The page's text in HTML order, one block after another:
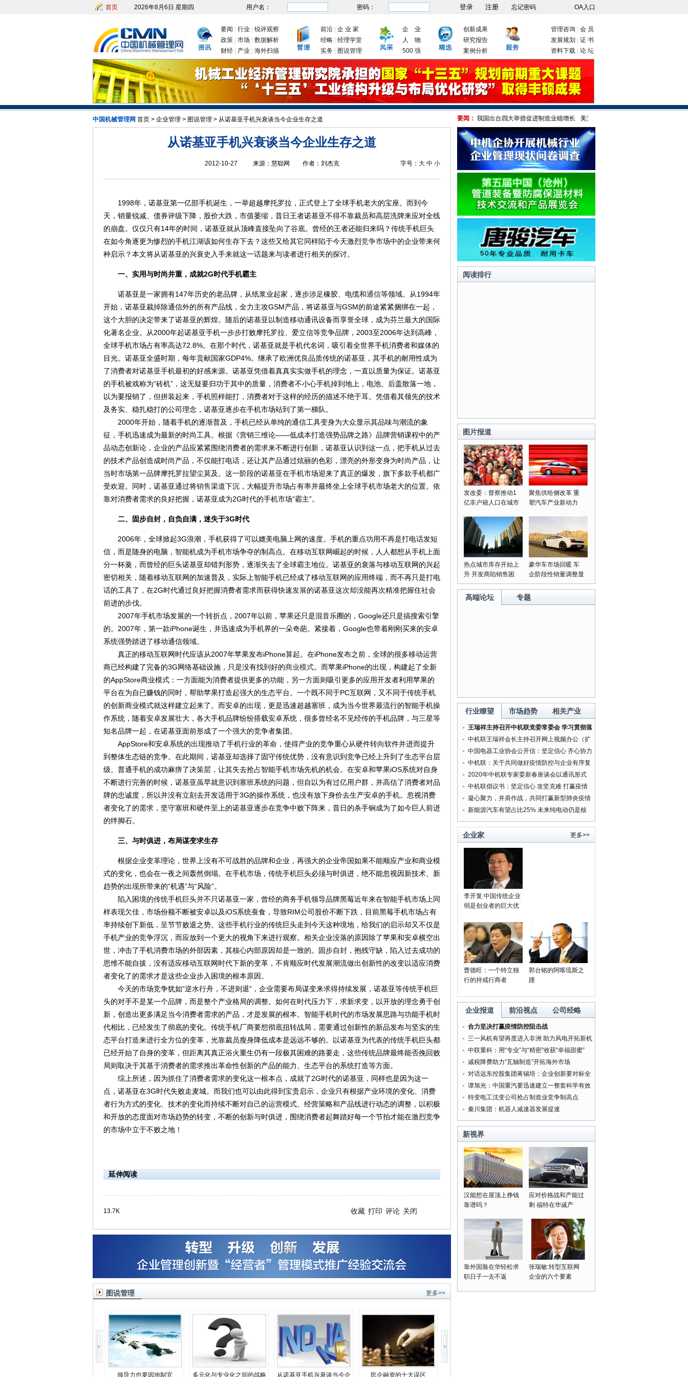
首页 2026年8月6日 星期四 用户名： 密码： 忘记密码 OA入口
要闻 行业
锐评观察
政策
市场
数据解析
财经
产业 海外扫描
前沿
企 业 家
经略
经理学堂
实务
图说管理
企 业
人 物
500 强
创新成果
研究报告
案例分析
管理咨询
会 员
发展规划
证 书
资料下载
论 坛
中国机械管理网 首页 > 企业管理 > 图说管理 > 从诺基亚手机兴衰谈当今企业生存之道 要闻：
发改委：九大举措有序推动企业复工复产 新年首次国务院常务会议为何聚焦制造业 我国出台四大举措促进制造业稳增长 美为何对"中国制造"疑神疑鬼 港媒:只因伤自
从诺基亚手机兴衰谈当今企业生存之道
字号： 大 中 小
2012-10-27 来源： 慧聪网 作者： 刘杰克
1998年，诺基亚第一亿部手机诞生，一举超越摩托罗拉，正式登上了全球手机老大的宝座。而到今
天，销量锐减、债券评级下降，股价大跌，市值萎缩，昔日王者诺基亚不得不靠裁员和高层洗牌来应对全线
的崩盘。仅仅只有14年的时间，诺基亚就从顶峰直接坠向了谷底。曾经的王者还能归来吗？传统手机巨头
在如今角逐更为惨烈的手机江湖该如何生存下去？这些又给其它同样陷于今天激烈竞争市场中的企业带来何
种启示？本文将从诺基亚的兴衰史入手来就这一话题来与读者进行相关的探讨。
一、实用与时尚并重，成就2G时代手机霸主
诺基亚是一家拥有147年历史的老品牌，从纸浆业起家，逐步涉足橡胶、电缆和通信等领域。从1994年
开始，诺基亚裁掉除通信外的所有产品线，全力主攻GSM产品，将诺基亚与GSM的前途紧紧捆绑在一起，
这个大胆的决定带来了诺基亚的辉煌。随后的诺基亚以制造移动通讯设备而享誉全球，成为芬兰最大的国际
化著名企业。从2000年起诺基亚手机一步步打败摩托罗拉、爱立信等竞争品牌，2003至2006年达到高峰，
全球手机市场占有率高达72.8%。在那个时代，诺基亚就是手机代名词，吸引着全世界手机消费者和媒体的
目光。诺基亚全盛时期，每年贡献国家GDP4%。继承了欧洲优良品质传统的诺基亚，其手机的耐用性成为
了消费者对诺基亚手机最初的好感来源。诺基亚凭借着真真实实做手机的理念，一直以质量为保证。诺基亚
的手机被戏称为“砖机”，这无疑要归功于其中的质量，消费者不小心手机掉到地上，电池、后盖散落一地，
以为要报销了，但拼装起来，手机照样能打，消费者对于这样的经历的描述不绝于耳。凭借着其领先的技术
及务实、稳扎稳打的公司理念，诺基亚逐步在手机市场站到了第一梯队。
2000年开始，随着手机的逐渐普及，手机已经从单纯的通信工具变身为大众显示其品味与潮流的象
征，手机迅速成为最新的时尚工具。根据《营销三维论——低成本打造强势品牌之路》品牌营销课程中的产
品动态创新论，企业的产品应紧紧围绕消费者的需求来不断进行创新，诺基亚认识到这一点，把手机从过去
的技术产品创造成时尚产品，不仅能打电话，还让其产品通过炫丽的色彩，漂亮的外形变身为时尚产品，让
当时市场第一品牌摩托罗拉望尘莫及。这一阶段的诺基亚在手机市场迎来了真正的爆发，旗下多款手机都广
受欢迎。同时，诺基亚通过将销售渠道下沉，大幅提升市场占有率并最终坐上全球手机市场老大的位置。依
靠对消费者需求的良好把握，诺基亚成为2G时代的手机市场“霸主”。
二、固步自封，自负自满，迷失于3G时代
2006年，全球掀起3G浪潮，手机获得了可以媲美电脑上网的速度。手机的重点功用不再是打电话发短
信，而是随身的电脑，智能机成为手机市场争夺的制高点。在移动互联网崛起的时候，人人都想从手机上面
分一杯羹，而曾经的巨头诺基亚却错判形势，逐渐失去了全球霸主地位。诺基亚的衰落与移动互联网的兴起
密切相关，随着移动互联网的加速普及，实际上智能手机已经成了移动互联网的应用终端，而不再只是打电
话的工具了，在2G时代通过良好把握消费者需求而获得快速发展的诺基亚这次却没能再次精准把握住社会
前进的步伐。
2007年手机市场发展的一个转折点，2007年以前，苹果还只是混音乐圈的，Google还只是搞搜索引擎
的。2007年，第一款iPhone诞生，并迅速成为手机界的一朵奇葩。紧接着，Google也带着刚刚买来的安卓
系统强势踏进了移动通信领域。
真正的移动互联网时代应该从2007年苹果发布iPhone算起。在iPhone发布之前，全球的很多移动运营
商已经构建了完备的3G网络基础设施，只是没有找到好的商业模式。而苹果iPhone的出现，构建起了全新
的AppStore商业模式：一方面能为消费者提供更多的功能，另一方面则吸引更多的应用开发者利用苹果的
平台在为自已赚钱的同时，帮助苹果打造起强大的生态平台。一个既不同于PC互联网，又不同于传统手机
的创新商业模式就这样建立起来了。而安卓的出现，更是迅速超越塞班，成为当今世界最流行的智能手机操
作系统，随着安卓发展壮大，各大手机品牌纷纷搭载安卓系统，很多曾经名不见经传的手机品牌，与三星等
知名品牌一起，在诺基亚面前形成了一个强大的竞争者集团。
AppStore和安卓系统的出现推动了手机行业的革命，使得产业的竞争重心从硬件转向软件并进而提升
到整体生态链的竞争。在此期间，诺基亚却选择了固守传统优势，没有意识到竞争已经上升到了生态平台层
级。普通手机的成功麻痹了决策层，让其失去抢占智能手机市场先机的机会。在安卓和苹果iOS系统对自身
不断进行完善的时候，诺基亚虽早就意识到塞班系统的问题，但自以为有过亿用户群，并高估了消费者对品
牌的忠诚度，所以并没有立刻去开发适用于3G的操作系统，也没有放下身价去生产安卓的手机。忽视消费
者变化了的需求，坚守塞班和硬件至上的诺基亚逐步在竞争中败下阵来，昔日的杀手锏成为了如今巨人前进
的绊脚石。
三、与时俱进，布局谋变求生存
根据企业变革理论，世界上没有不可战胜的品牌和企业，再强大的企业帝国如果不能顺应产业和商业模
式的变化，也会在一夜之间轰然倒塌。在手机市场，传统手机巨头必须与时俱进，绝不能忽视因新技术、新
趋势的出现所带来的“机遇”与“风险”。
陷入困境的传统手机巨头并不只诺基亚一家，曾经的商务手机领导品牌黑莓近年来在智能手机市场上同
样表现欠佳，市场份额不断被安卓以及iOS系统蚕食，导致RIM公司股价不断下跌，目前黑莓手机市场占有
率持续创下新低，呈节节败退之势。这些手机行业的传统巨头走到今天这种境地，给我们的启示却又不仅是
手机产业的竞争浮沉，而应放到一个更大的视角下来进行观察。相关企业没落的原因除了苹果和安卓横空出
世，冲击了手机消费市场的外部因素，其核心内部原因却是一致的。固步自封，抱残守缺，陷入过去成功的
思维不能自拔，没有适应移动互联网时代下新的变革，不肯顺应时代发展潮流做出创新性的改变以适应消费
者变化了的需求才是这些企业步入困境的根本原因。
今天的市场竞争犹如“逆水行舟，不进则退”，企业需要布局谋变来求得持续发展，诺基亚等传统手机巨
头的对手不是某一个品牌，而是整个产业格局的调整。如何在时代压力下，求新求变，以开放的理念勇于创
新，创造出更多满足当今消费者需求的产品，才是发展的根本。智能手机时代的市场发展思路与功能手机时
代相比，已经发生了彻底的变化。传统手机厂商要想彻底扭转战局，需要通过创新性的新品发布与坚实的生
态平台打造来进行全方位的变革，光靠裁员瘦身降低成本是远远不够的。以诺基亚为代表的传统手机巨头都
已经开始了自身的变革，但距离其真正浴火重生仍有一段极其困难的路要走，这些传统品牌最终能否挽回败
局则取决于其基于消费者的需求推出革命性创新的产品的能力、生态平台的系统打造等方面。
综上所述，因为抓住了消费者需求的变化这一根本点，成就了2G时代的诺基亚，同样也是因为这一
点，诺基亚在3G时代失败走麦城。而我们也可以由此得到宝贵启示，企业只有根据产业环境的变化、消费
者行为方式的变化、技术的变化而持续不断对自己的运营模式、经营策略和产品线进行动态的调整，以积极
和开放的态度面对市场趋势的转变，不断的创新与时俱进，围绕消费者起舞踏好每一个节拍才能在激烈竞争
的市场中立于不败之地！
延伸阅读
13.7K 收藏 打印 评论 关闭
图说管理 更多>>
领导力也要因地制宜 多元化与专业化之间的战略 从诺基亚手机兴衰谈当今企 民企融资的十大误区
阅读排行
图片报道
发改委：督察推动1
亿非户籍人口在城市
聚焦供给侧改革 重
塑汽车产业新动力
热点城市库存开始上
升 开发商陷销售困
局
豪华车市场回暖 车
企阶段性销量调整显
成果
高端论坛 专题
行业瞭望 市场趋势 相关产业
王瑞祥主持召开中机联党委常委会 学习贯彻落
实中央精神研究部署有关工作
中机联王瑞祥会长主持召开网上视频办公（扩
大）会
中国电器工业协会公开信：坚定信心 齐心协力
打赢新型肺炎疫情防控阻击战
中机联：关于共同做好疫情防控与企业有序复
工复产服务工作的通知
2020年中机联专家委新春座谈会以通讯形式
按时召开
中机联倡议书：坚定信心 攻坚克难 打赢疫情
防控人民战争
凝心聚力，并肩作战，共同打赢新型肺炎疫情
防控阻击战
新能源汽车有望占比25% 未来纯电动仍是核
心方向
企业家 更多>>
李开复:中国传统企业
弱是创业者的巨大优
曹德旺：一个特立独
行的持戒行商者
郭台铭的阿喀琉斯之
踵
企业报道 前沿视点 公司经略
合力坚决打赢疫情防控阻击战
三一风机有望再度进入非洲 助力风电开拓新机
遇
中联重科：用“专业”与“精密”收获“幸福甜蜜”
减税降费助力“瓦轴制造”开拓海外市场
对话远东控股集团蒋锡培：企业创新要对标全
球最好的企业
谭旭光：中国重汽要迅速建立一整套科学有效
的管理体系
特变电工沈变公司抢占制造业竞争制高点
秦川集团：机器人减速器发展提速
新视界
汉能想在屋顶上挣钱
靠谱吗？
应对价格战和产能过
剩 福特在华减产
靠外国脸在华轻松求
职日子一去不返
张瑞敏:转型互联网
企业的六个要素